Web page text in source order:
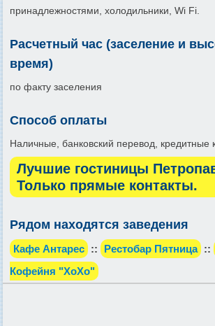
принадлежностями, холодильники, Wi Fi.
Расчетный час (заселение и
время)
по факту заселения
Способ оплаты
Наличные, банковский перевод, кредитные
Лучшие гостиницы
Только прямые контакты.
Рядом находятся заведения
Кафе Антарес :: Рестобар Пятница ::
Кофейня "ХоХо"